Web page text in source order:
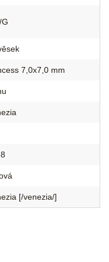
7,0x7,0 mm
[/venezia/]